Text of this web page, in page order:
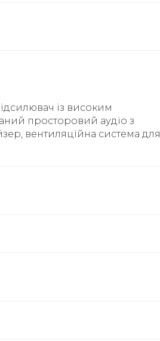
із високим
просторовий аудіо з
вентиляційна система для